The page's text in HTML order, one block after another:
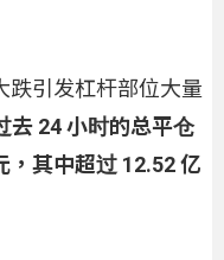
跌引发杠杆部位大量
去 24 小时的总平仓
，其中超过 12.52 亿